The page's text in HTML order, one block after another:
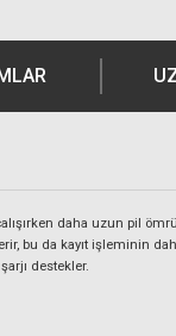
daha uzun pil
bu da kayıt işleminin
destekler.